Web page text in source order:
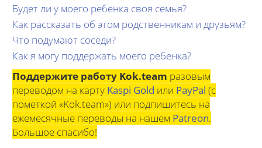
Будет ли у моего ребенка своя семья?
Как рассказать об этом родственникам и друзьям?
Что подумают соседи?
Как я могу поддержать моего ребенка?
Поддержите работу Kok.team разовым
переводом на карту Kaspi Gold или PayPal (с
пометкой «Kok.team») или подпишитесь на
ежемесячные переводы на нашем Patreon.
Большое спасибо!